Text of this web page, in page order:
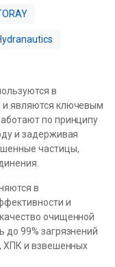
в
и являются ключевым
по принципу
и задерживая
частицы,
в
и
очищенной
до 99% загрязнений
ХПК и взвешенных